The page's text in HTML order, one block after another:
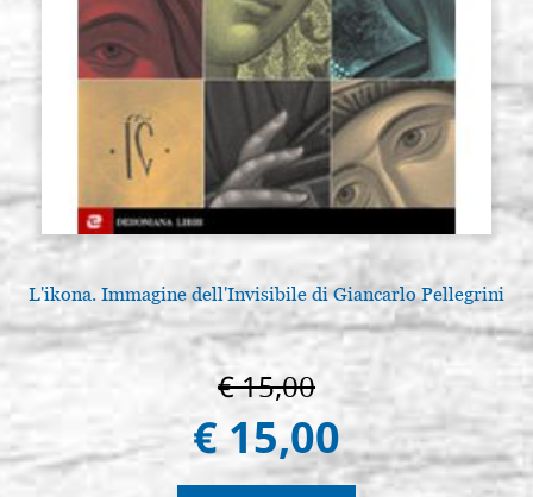
L'ikona. Immagine dell'Invisibile di Giancarlo Pellegrini
€ 15,00
€ 15,00